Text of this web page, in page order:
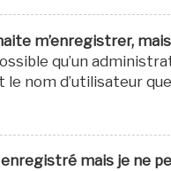
m’enregistrer,
qu’un
nom d’utilisateur
enregistré mais je ne